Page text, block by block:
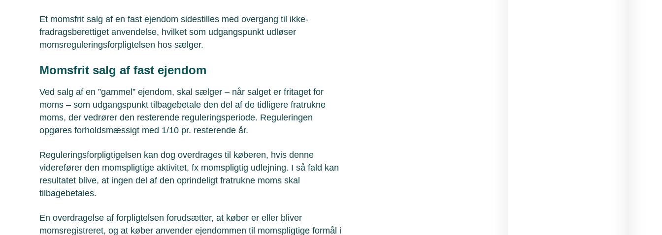
Et momsfrit salg af en fast ejendom sidestilles med overgang til ikke-
fradragsberettiget anvendelse, hvilket som udgangspunkt udløser
momsreguleringsforpligtelsen hos sælger.
Momsfrit salg af fast ejendom
Ved salg af en ”gammel” ejendom, skal sælger – når salget er fritaget for
moms – som udgangspunkt tilbagebetale den del af de tidligere fratrukne
moms, der vedrører den resterende reguleringsperiode. Reguleringen
opgøres forholdsmæssigt med 1/10 pr. resterende år.
Reguleringsforpligtigelsen kan dog overdrages til køberen, hvis denne
viderefører den momspligtige aktivitet, fx momspligtig udlejning. I så fald kan
resultatet blive, at ingen del af den oprindeligt fratrukne moms skal
tilbagebetales.
En overdragelse af forpligtelsen forudsætter, at køber er eller bliver
momsregistreret, og at køber anvender ejendommen til momspligtige formål i